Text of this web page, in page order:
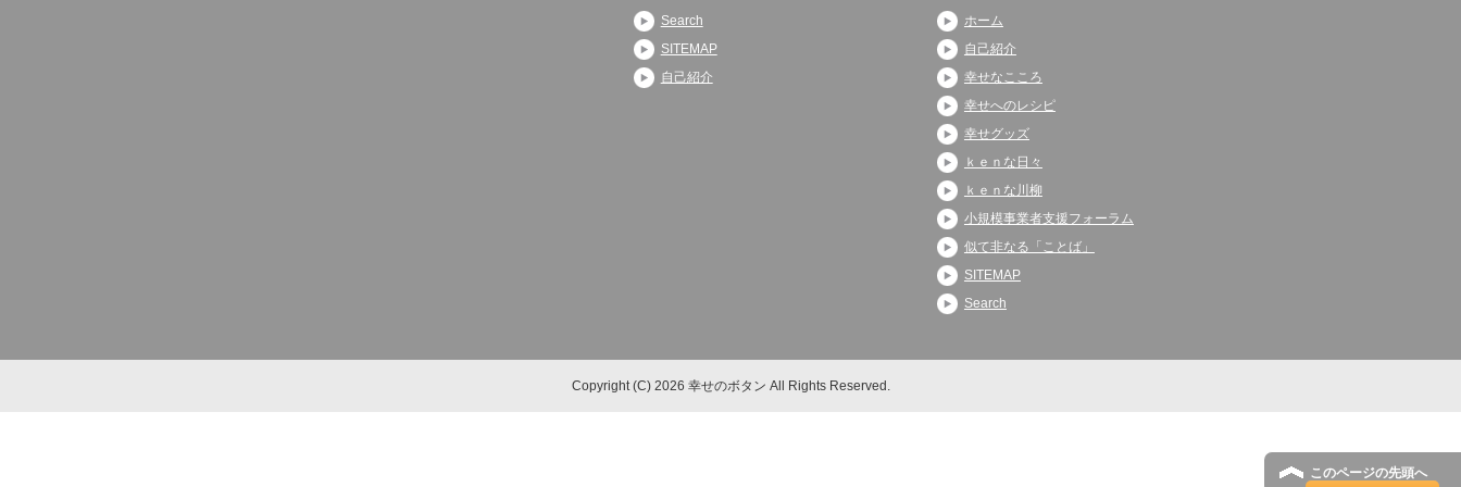
Search
SITEMAP
自己紹介
ホーム
自己紹介
幸せなこころ
幸せへのレシピ
幸せグッズ
ｋｅｎな日々
ｋｅｎな川柳
小規模事業者支援フォーラム
似て非なる「ことば」
SITEMAP
Search
Copyright (C) 2026 幸せのボタン All Rights Reserved.
このページの先頭へ